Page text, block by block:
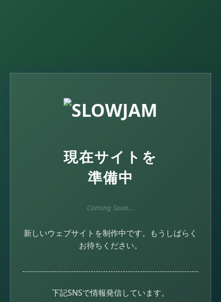
現在サイトを
準備中
Coming Soon...
新しいウェブサイトを制作中です。
もうしばらく
お待ちください。
下記SNSで情報発信しています。